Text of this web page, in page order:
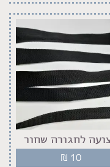
לחגורה שחור
₪ 10